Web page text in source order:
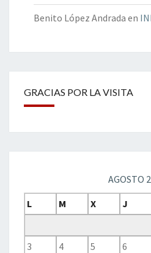
Benito López Andrada en
GRACIAS POR LA VISITA
AGOSTO
L
M X J
3
4 5 6